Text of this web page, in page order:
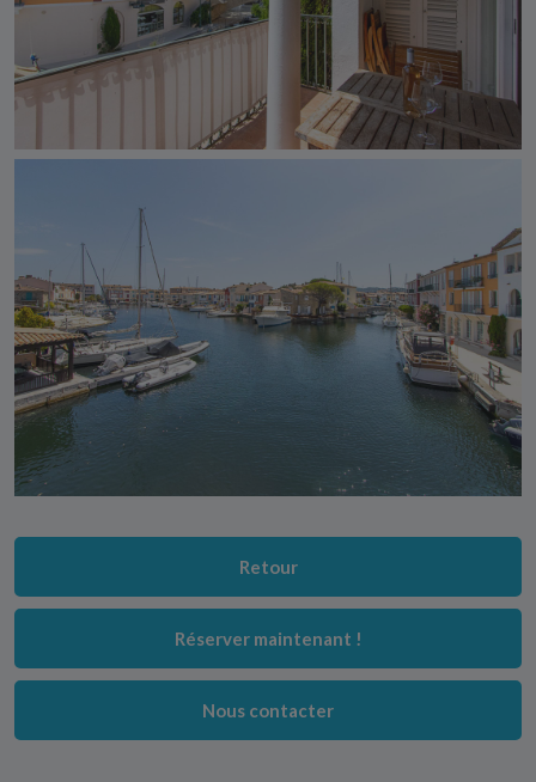
Retour
Réserver maintenant !
Nous contacter